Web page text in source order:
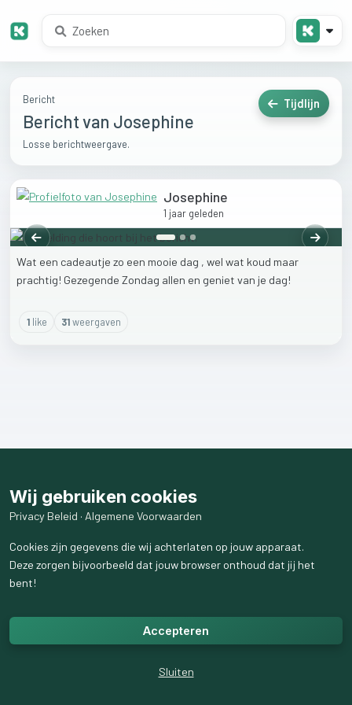
Bericht
Bericht van Josephine
Losse berichtweergave.
Tijdlijn
Josephine
1 jaar geleden
Vorige
Wat een cadeautje zo een mooie dag , wel wat koud maar
prachtig! Gezegende Zondag allen en geniet van je dag!
1like 31weergaven
Wij gebruiken cookies
Privacy Beleid · Algemene Voorwaarden
Cookies zijn gegevens die wij achterlaten op jouw apparaat.
Deze zorgen bijvoorbeeld dat jouw browser onthoud dat jij het
bent!
Accepteren
Sluiten